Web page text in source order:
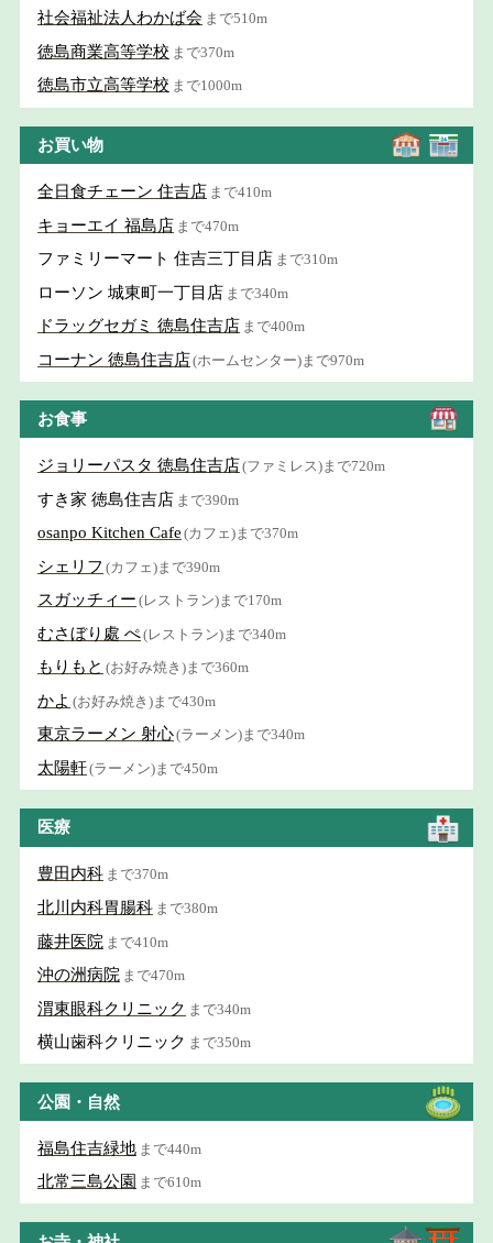
社会福祉法人わかば会 まで510m
徳島商業高等学校 まで370m
徳島市立高等学校 まで1000m
お買い物
全日食チェーン 住吉店 まで410m
キョーエイ 福島店 まで470m
ファミリーマート 住吉三丁目店 まで310m
ローソン 城東町一丁目店 まで340m
ドラッグセガミ 徳島住吉店 まで400m
コーナン 徳島住吉店(ホームセンター)まで970m
お食事
ジョリーパスタ 徳島住吉店(ファミレス)まで720m
すき家 徳島住吉店 まで390m
osanpo Kitchen Cafe (カフェ)まで370m
シェリフ (カフェ)まで390m
スガッチィー (レストラン)まで170m
むさぼり處 ぺ(レストラン)まで340m
もりもと (お好み焼き)まで360m
かよ (お好み焼き)まで430m
東京ラーメン 射心(ラーメン)まで340m
太陽軒(ラーメン)まで450m
医療
豊田内科 まで370m
北川内科胃腸科 まで380m
藤井医院 まで410m
沖の洲病院 まで470m
渭東眼科クリニック まで340m
横山歯科クリニック まで350m
公園・自然
福島住吉緑地 まで440m
北常三島公園 まで610m